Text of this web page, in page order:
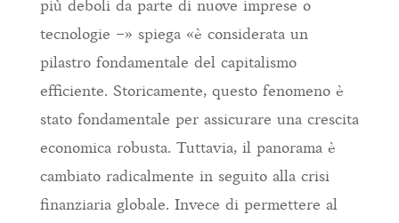
più deboli da parte di nuove imprese o
tecnologie –» spiega «è considerata un
pilastro fondamentale del capitalismo
efficiente. Storicamente, questo fenomeno è
stato fondamentale per assicurare una crescita
economica robusta. Tuttavia, il panorama è
cambiato radicalmente in seguito alla crisi
finanziaria globale. Invece di permettere al